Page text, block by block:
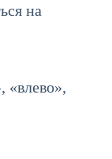
на
«влево»,